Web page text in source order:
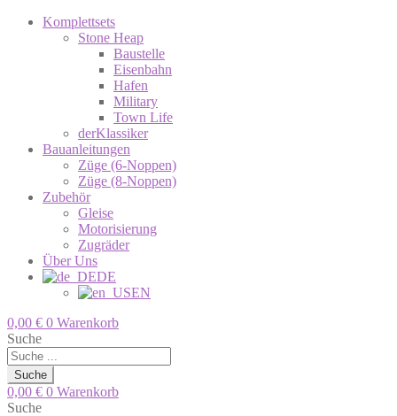
Komplettsets
Stone Heap
Baustelle
Eisenbahn
Hafen
Military
Town Life
derKlassiker
Bauanleitungen
Züge (6-Noppen)
Züge (8-Noppen)
Zubehör
Gleise
Motorisierung
Zugräder
Über Uns
DE
EN
0,00 € 0 Warenkorb
Suche
Suche
0,00 € 0 Warenkorb
Suche